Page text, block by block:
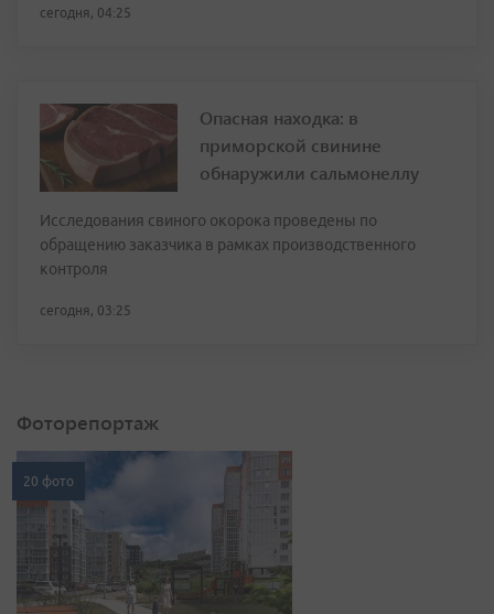
сегодня, 04:25
Опасная находка: в
приморской свинине
обнаружили сальмонеллу
Исследования свиного окорока проведены по
обращению заказчика в рамках производственного
контроля
сегодня, 03:25
Фоторепортаж
20 фото